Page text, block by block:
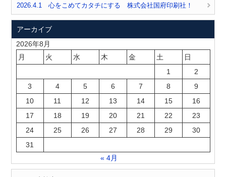
2026.4.1 心をこめてカタチにする 株式会社国府印刷社！
アーカイブ
2026年8月
月
火 水 木 金 土
日
1
2
3
4 5 6 7 8
9
10
11 12 13 14 15
16
17
18 19 20 21 22
23
24
25 26 27 28 29
30
31
« 4月